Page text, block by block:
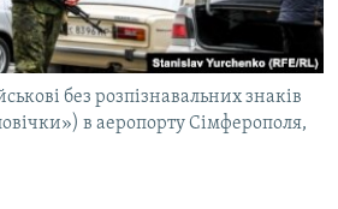
без розпізнавальних знаків
в аеропорту Сімферополя,